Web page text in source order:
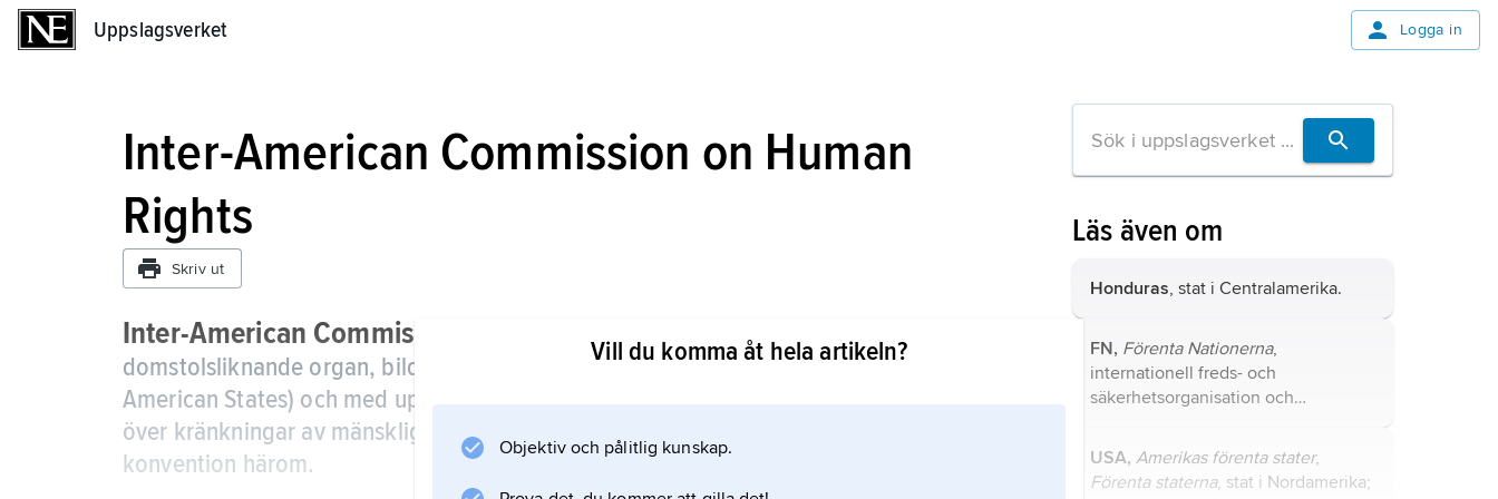
Uppslagsverket Logga in
Inter-American Commission on Human
Rights
Skriv ut
Inter-American Commission on Human Rights,
Washington,
domstolsliknande organ, bildat 1948 inom ramen för OAS (Organization of
American States) och med uppgift att granska staters och enskildas klagomål
över kränkningar av mänskliga rättigheter definierade i 1969 års amerikanska
konvention härom.
Vill du komma åt hela artikeln?
Objektiv och pålitlig kunskap.
Läs även om
Honduras, stat i Centralamerika.
FN, Förenta Nationerna,
internationell freds- och
säkerhetsorganisation och
samarbete, bildad vid andra
världskrigets slut.
USA, Amerikas förenta stater,
Förenta staterna, stat i Nordamerika;